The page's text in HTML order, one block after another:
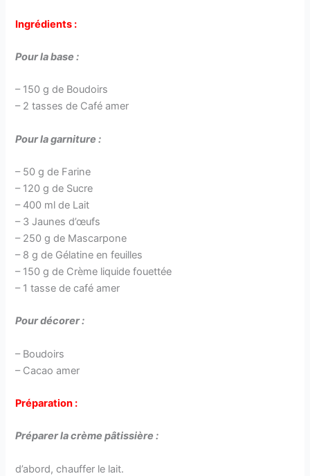
Ingrédients :
Pour la base :
– 150 g de Boudoirs
– 2 tasses de Café amer
Pour la garniture :
– 50 g de Farine
– 120 g de Sucre
– 400 ml de Lait
– 3 Jaunes d’œufs
– 250 g de Mascarpone
– 8 g de Gélatine en feuilles
– 150 g de Crème liquide fouettée
– 1 tasse de café amer
Pour décorer :
– Boudoirs
– Cacao amer
Préparation :
Préparer la crème pâtissière :
d’abord, chauffer le lait.